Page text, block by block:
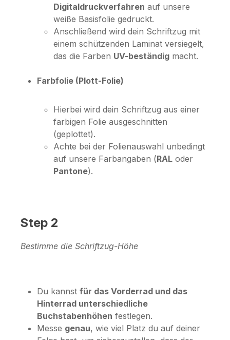
Digitaldruckverfahren auf unsere
weiße Basisfolie gedruckt.
Anschließend wird dein Schriftzug mit
einem schützenden Laminat versiegelt,
das die Farben UV-beständig macht.
Farbfolie (Plott-Folie)
Hierbei wird dein Schriftzug aus einer
farbigen Folie ausgeschnitten
(geplottet).
Achte bei der Folienauswahl unbedingt
auf unsere Farbangaben (RAL oder
Pantone).
Step 2
Bestimme die Schriftzug-Höhe
Du kannst für das Vorderrad und das
Hinterrad unterschiedliche
Buchstabenhöhen festlegen.
Messe genau, wie viel Platz du auf deiner